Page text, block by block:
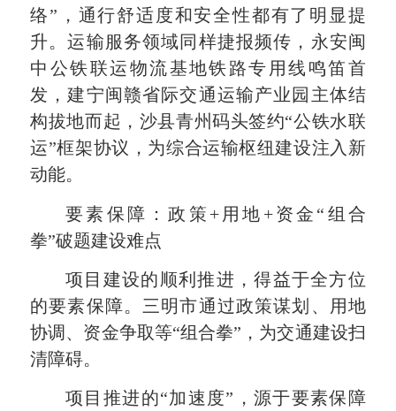
络”，通行舒适度和安全性都有了明显提
升。运输服务领域同样捷报频传，永安闽
中公铁联运物流基地铁路专用线鸣笛首
发，建宁闽赣省际交通运输产业园主体结
构拔地而起，沙县青州码头签约“公铁水联
运”框架协议，为综合运输枢纽建设注入新
动能。
要素保障：政策+用地+资金“组合
拳”破题建设难点
项目建设的顺利推进，得益于全方位
的要素保障。三明市通过政策谋划、用地
协调、资金争取等“组合拳”，为交通建设扫
清障碍。
项目推进的“加速度”，源于要素保障